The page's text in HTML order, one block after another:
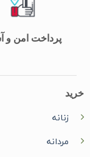
پرداخت امن و
خرید
زنانه
مردانه